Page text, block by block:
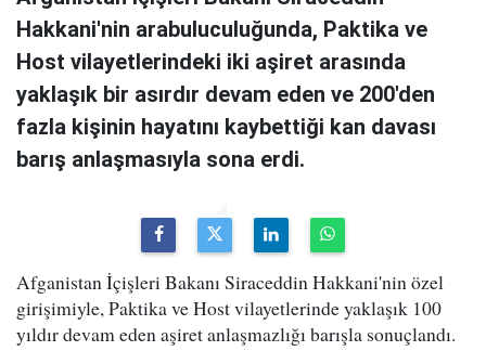
Hakkani'nin arabuluculuğunda, Paktika ve
Host vilayetlerindeki iki aşiret arasında
yaklaşık bir asırdır devam eden ve 200'den
fazla kişinin hayatını kaybettiği kan davası
barış anlaşmasıyla sona erdi.
Afganistan İçişleri Bakanı Siraceddin Hakkani'nin özel
girişimiyle, Paktika ve Host vilayetlerinde yaklaşık 100
yıldır devam eden aşiret anlaşmazlığı barışla sonuçlandı.